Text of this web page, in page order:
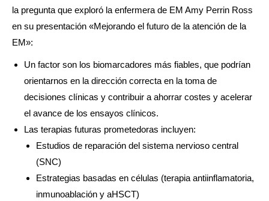
la pregunta que exploró la enfermera de EM Amy Perrin Ross
en su presentación «Mejorando el futuro de la atención de la
EM»:
Un factor son los biomarcadores más fiables, que podrían
orientarnos en la dirección correcta en la toma de
decisiones clínicas y contribuir a ahorrar costes y acelerar
el avance de los ensayos clínicos.
Las terapias futuras prometedoras incluyen:
Estudios de reparación del sistema nervioso central
(SNC)
Estrategias basadas en células (terapia antiinflamatoria,
inmunoablación y aHSCT)